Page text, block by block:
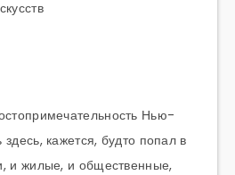
Нью-
кажется, будто попал в
и жилые, и общественные,